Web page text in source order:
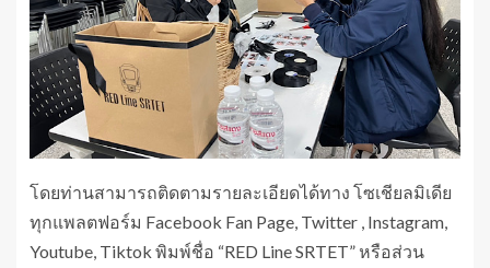
โดยท่านสามารถติดตามรายละเอียดได้ทาง โซเชียลมิเดีย
ทุกแพลตฟอร์ม Facebook Fan Page, Twitter , Instagram,
Youtube, Tiktok พิมพ์ชื่อ “RED Line SRTET” หรือส่วน